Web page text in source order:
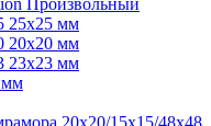
25x25 мм
20x20 мм
23x23 мм
мм
20х20/15х15/48х48